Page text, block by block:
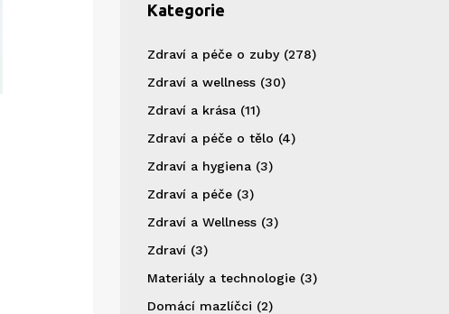
Kategorie
Zdraví a péče o zuby (278)
Zdraví a wellness (30)
Zdraví a krása (11)
Zdraví a péče o tělo (4)
Zdraví a hygiena (3)
Zdraví a péče (3)
Zdraví a Wellness (3)
Zdraví (3)
Materiály a technologie (3)
Domácí mazlíčci (2)